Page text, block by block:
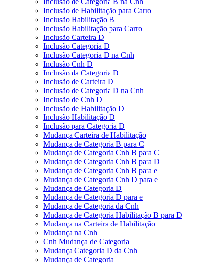
Inclusão de Habilitação para Carro
Inclusão Habilitação B
Inclusão Habilitação para Carro
Inclusão Carteira D
Inclusão Categoria D
Inclusão Categoria D na Cnh
Inclusão Cnh D
Inclusão da Categoria D
Inclusão de Carteira D
Inclusão de Categoria D na Cnh
Inclusão de Cnh D
Inclusão de Habilitação D
Inclusão Habilitação D
Inclusão para Categoria D
Mudança Carteira de Habilitação
Mudança de Categoria B para C
Mudança de Categoria Cnh B para C
Mudança de Categoria Cnh B para D
Mudança de Categoria Cnh B para e
Mudança de Categoria Cnh D para e
Mudança de Categoria D
Mudança de Categoria D para e
Mudança de Categoria da Cnh
Mudança de Categoria Habilitação B para D
Mudança na Carteira de Habilitação
Mudança na Cnh
Cnh Mudança de Categoria
Mudança Categoria D da Cnh
Mudança de Categoria